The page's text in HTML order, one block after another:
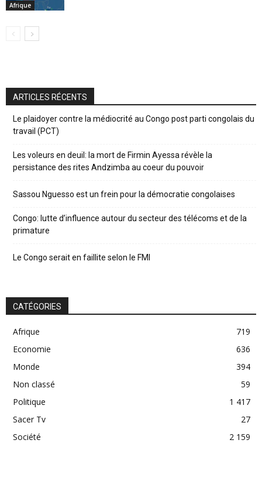
Afrique
ARTICLES RÉCENTS
Le plaidoyer contre la médiocrité au Congo post parti congolais du
travail (PCT)
Les voleurs en deuil: la mort de Firmin Ayessa révèle la
persistance des rites Andzimba au coeur du pouvoir
Sassou Nguesso est un frein pour la démocratie congolaises
Congo: lutte d’influence autour du secteur des télécoms et de la
primature
Le Congo serait en faillite selon le FMI
CATÉGORIES
Afrique
719
Economie
636
Monde
394
Non classé
59
Politique
1 417
Sacer Tv
27
Société
2 159